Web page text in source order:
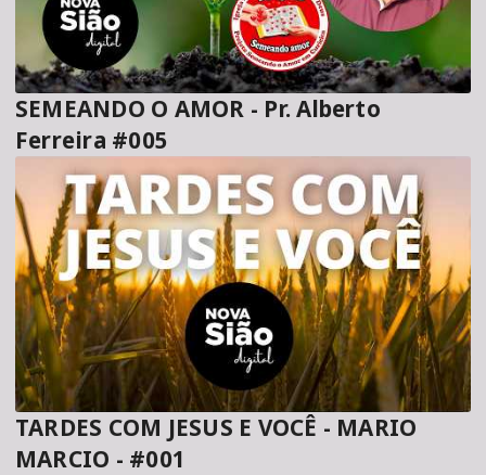
SEMEANDO O AMOR - Pr. Alberto
Ferreira #005
TARDES COM JESUS E VOCÊ - MARIO
MARCIO - #001